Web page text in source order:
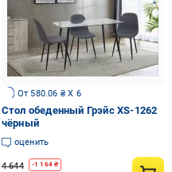
От 580.06 ₴ X 6
Стол обеденный Грэйс XS-1262
чёрный
оценить
4 644 -1 164 ₴